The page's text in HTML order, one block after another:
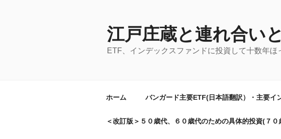
江戸庄蔵と連れ合い
ETF、インデックスファンドに投資して十数年
ホーム バンガード主要ETF(日本語翻訳）・主要イ
＜改訂版＞５０歳代、６０歳代のための具体的投資(７０